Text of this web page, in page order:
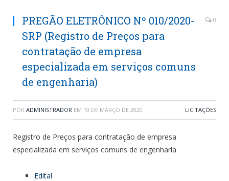
PREGÃO ELETRÔNICO Nº 010/2020-
SRP (Registro de Preços para
contratação de empresa
especializada em serviços comuns
de engenharia)
0
POR ADMINISTRADOR EM 10 DE MARÇO DE 2020 LICITAÇÕES
Registro de Preços para contratação de empresa
especializada em serviços comuns de engenharia
Edital